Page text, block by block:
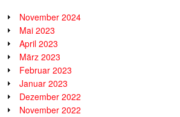
November 2024
Mai 2023
April 2023
März 2023
Februar 2023
Januar 2023
Dezember 2022
November 2022